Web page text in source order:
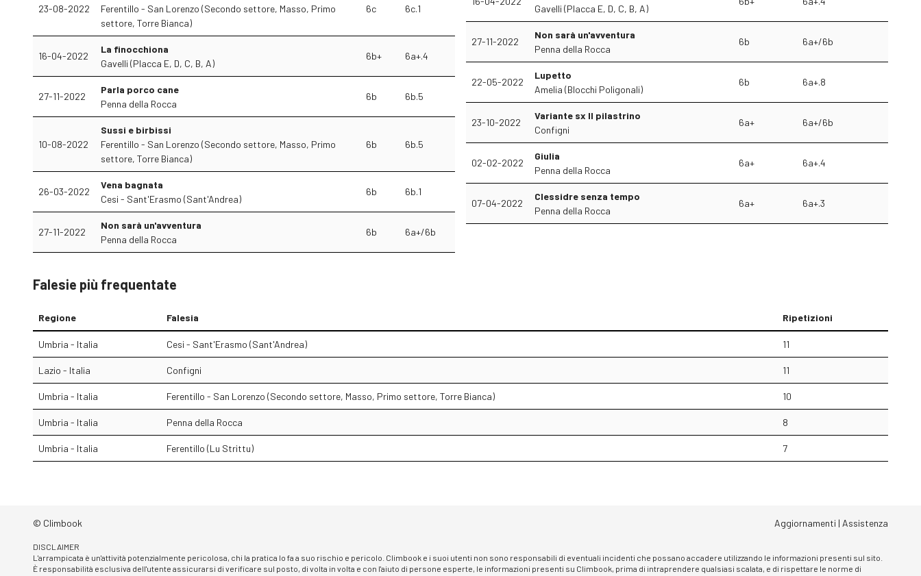
23-08-2022
Ferentillo - San Lorenzo (Secondo settore, Masso, Primo
settore, Torre Bianca)
6c 6c.1
16-04-2022
La finocchiona
Gavelli (Placca E, D, C, B, A)
6b+ 6a+.4
27-11-2022
Parla porco cane
Penna della Rocca
6b 6b.5
10-08-2022
Sussi e birbissi
Ferentillo - San Lorenzo (Secondo settore, Masso, Primo
settore, Torre Bianca)
6b 6b.5
26-03-2022
Vena bagnata
Cesi - Sant'Erasmo (Sant'Andrea)
6b 6b.1
27-11-2022
Non sarà un'avventura
Penna della Rocca
6b 6a+/6b
Gavelli (Placca E, D, C, B, A)
27-11-2022
Non sarà un'avventura
Penna della Rocca
6b 6a+/6b
22-05-2022
Lupetto
Amelia (Blocchi Poligonali)
6b 6a+.8
23-10-2022
Variante sx Il pilastrino
Configni
6a+ 6a+/6b
02-02-2022
Giulia
Penna della Rocca
6a+ 6a+.4
07-04-2022
Clessidre senza tempo
Penna della Rocca
6a+ 6a+.3
Falesie più frequentate
Regione Falesia Ripetizioni
Umbria - Italia Cesi - Sant'Erasmo (Sant'Andrea) 11
Lazio - Italia Configni 11
Umbria - Italia Ferentillo - San Lorenzo (Secondo settore, Masso, Primo settore, Torre Bianca) 10
Umbria - Italia Penna della Rocca 8
Umbria - Italia Ferentillo (Lu Strittu) 7
© Climbook Aggiornamenti | Assistenza
DISCLAIMER
L'arrampicata è un'attività potenzialmente pericolosa, chi la pratica lo fa a suo rischio e pericolo. Climbook e i suoi utenti non sono responsabili di eventuali incidenti che possano accadere utilizzando le informazioni presenti sul sito.
È responsabilità esclusiva dell'utente assicurarsi di verificare sul posto, di volta in volta e con l'aiuto di persone esperte, le informazioni presenti su Climbook, prima di intraprendere qualsiasi scalata, e di rispettare le norme di